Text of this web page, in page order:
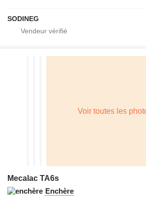
SODINEG
Mecalac TA6s
Enchère